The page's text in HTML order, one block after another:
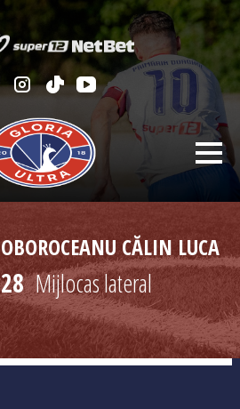
OBOROCEANU CĂLIN LUCA
28 Mijlocas lateral